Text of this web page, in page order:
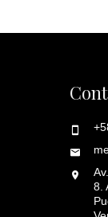
8.